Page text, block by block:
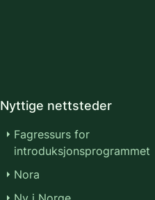
Nyttige nettsteder
Fagressurs for
introduksjonsprogrammet
Nora